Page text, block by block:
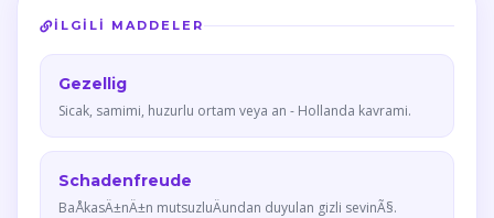
İLGILI MADDELER
Gezellig
Sicak, samimi, huzurlu ortam veya an - Hollanda kavrami.
Schadenfreude
BaÅkasÄ±nÄ±n mutsuzluÄundan duyulan gizli sevinÃ§.